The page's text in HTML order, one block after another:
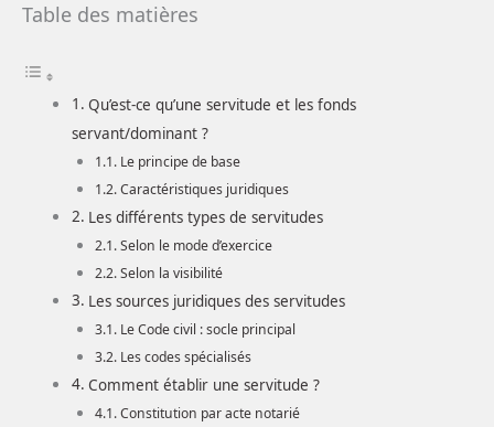
Table des matières
Qu’est-ce qu’une servitude et les fonds
servant/dominant ?
Le principe de base
Caractéristiques juridiques
Les différents types de servitudes
Selon le mode d’exercice
Selon la visibilité
Les sources juridiques des servitudes
Le Code civil : socle principal
Les codes spécialisés
Comment établir une servitude ?
Constitution par acte notarié